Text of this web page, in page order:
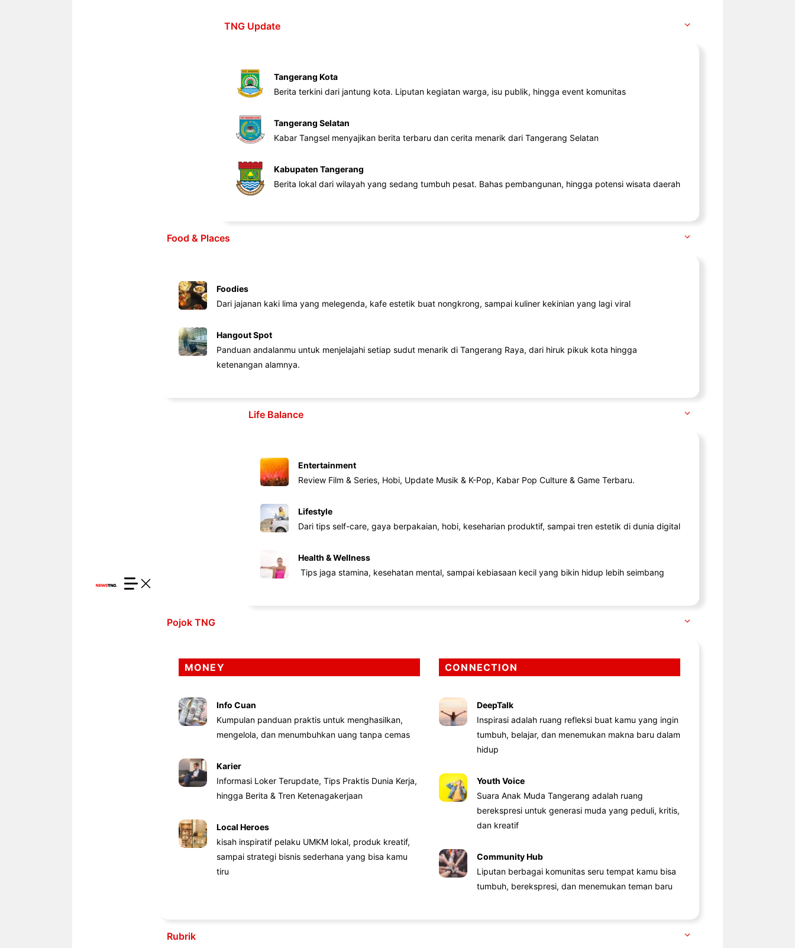
TNG Update
Tangerang Kota
Berita terkini dari jantung kota. Liputan kegiatan warga, isu publik, hingga event komunitas
Tangerang Selatan
Kabar Tangsel menyajikan berita terbaru dan cerita menarik dari Tangerang Selatan
Kabupaten Tangerang
Berita lokal dari wilayah yang sedang tumbuh pesat. Bahas pembangunan, hingga potensi wisata daerah
Food & Places
Foodies
Dari jajanan kaki lima yang melegenda, kafe estetik buat nongkrong, sampai kuliner kekinian yang lagi viral
Hangout Spot
Panduan andalanmu untuk menjelajahi setiap sudut menarik di Tangerang Raya, dari hiruk pikuk kota hingga
ketenangan alamnya.
Life Balance
Entertainment
Review Film & Series, Hobi, Update Musik & K-Pop, Kabar Pop Culture & Game Terbaru.
Lifestyle
Dari tips self-care, gaya berpakaian, hobi, keseharian produktif, sampai tren estetik di dunia digital
Health & Wellness
Tips jaga stamina, kesehatan mental, sampai kebiasaan kecil yang bikin hidup lebih seimbang
Pojok TNG
MONEY
Info Cuan
Kumpulan panduan praktis untuk menghasilkan,
mengelola, dan menumbuhkan uang tanpa cemas
Karier
Informasi Loker Terupdate, Tips Praktis Dunia Kerja,
hingga Berita & Tren Ketenagakerjaan
Local Heroes
kisah inspiratif pelaku UMKM lokal, produk kreatif,
sampai strategi bisnis sederhana yang bisa kamu
tiru
CONNECTION
DeepTalk
Inspirasi adalah ruang refleksi buat kamu yang ingin
tumbuh, belajar, dan menemukan makna baru dalam
hidup
Youth Voice
Suara Anak Muda Tangerang adalah ruang
berekspresi untuk generasi muda yang peduli, kritis,
dan kreatif
Community Hub
Liputan berbagai komunitas seru tempat kamu bisa
tumbuh, berekspresi, dan menemukan teman baru
Rubrik